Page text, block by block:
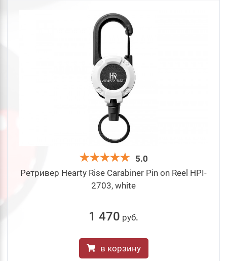
5.0
Ретривер Hearty Rise Carabiner Pin on Reel HPI-
2703, white
1 470 руб.
в корзину